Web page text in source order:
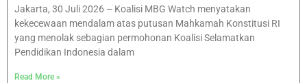
Jakarta, 30 Juli 2026 – Koalisi MBG Watch menyatakan
kekecewaan mendalam atas putusan Mahkamah Konstitusi RI
yang menolak sebagian permohonan Koalisi Selamatkan
Pendidikan Indonesia dalam
Read More »